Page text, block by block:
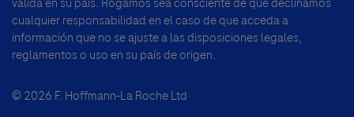
cualquier responsabilidad en el caso de que acceda a
información que no se ajuste a las disposiciones legales,
reglamentos o uso en su país de origen.
© 2026 F. Hoffmann-La Roche Ltd